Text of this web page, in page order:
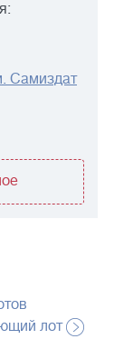
Самиздат
лот